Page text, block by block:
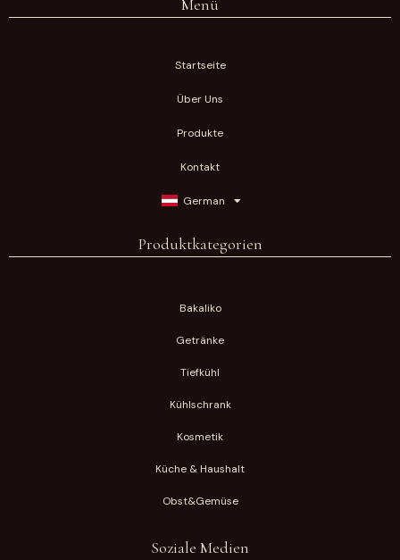
Menü
Startseite
Über Uns
Produkte
Kontakt
German
Produktkategorien
Bakaliko
Getränke
Tiefkühl
Kühlschrank
Kosmetik
Küche & Haushalt
Obst&Gemüse
Soziale Medien